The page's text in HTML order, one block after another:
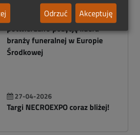
03-06-2026
NECROEXPO 2026
potwierdziło pozycję lidera
branży funeralnej w Europie
Środkowej
27-04-2026
Targi NECROEXPO coraz bliżej!
Odrzuć Akceptuję